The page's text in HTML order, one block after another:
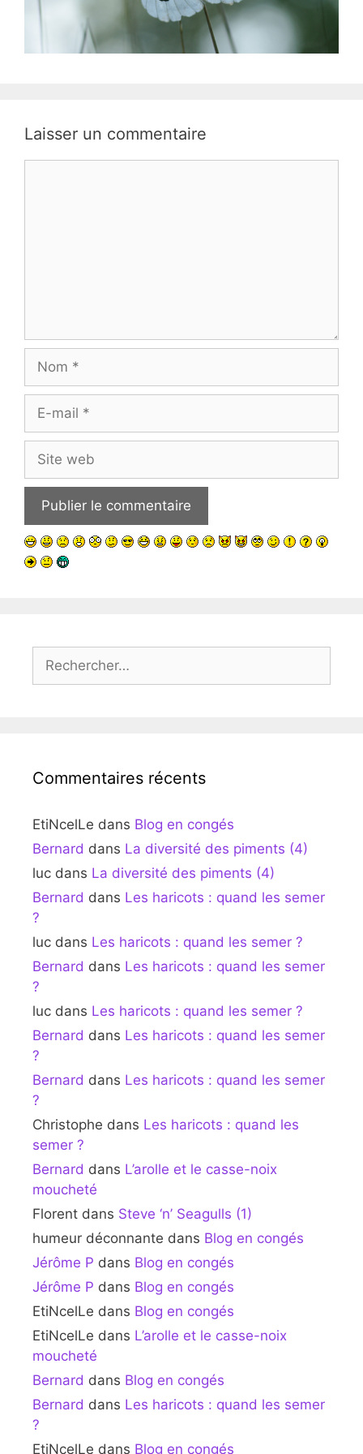
Laisser un commentaire
mail
web
Commentaires récents
EtiNcelLe dans Blog en congés
Bernard dans La diversité des piments (4)
luc dans La diversité des piments (4)
Bernard dans Les haricots : quand les semer
?
luc dans Les haricots : quand les semer ?
Bernard dans Les haricots : quand les semer
?
luc dans Les haricots : quand les semer ?
Bernard dans Les haricots : quand les semer
?
Bernard dans Les haricots : quand les semer
?
Christophe dans Les haricots : quand les
semer ?
Bernard dans L’arolle et le casse-noix
moucheté
Florent dans Steve ‘n’ Seagulls (1)
humeur déconnante dans Blog en congés
Jérôme P dans Blog en congés
Jérôme P dans Blog en congés
EtiNcelLe dans Blog en congés
EtiNcelLe dans L’arolle et le casse-noix
moucheté
Bernard dans Blog en congés
Bernard dans Les haricots : quand les semer
?
EtiNcelLe dans Blog en congés